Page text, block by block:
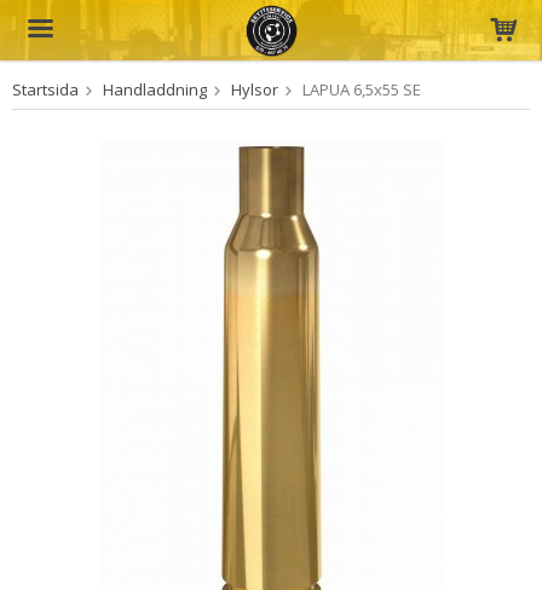
Produkten har blivit tillagd i varukorgen
Startsida Handladdning Hylsor LAPUA 6,5x55 SE